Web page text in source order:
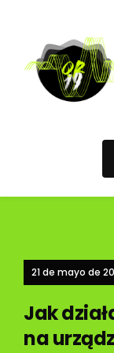
21 de mayo de
Jak
na